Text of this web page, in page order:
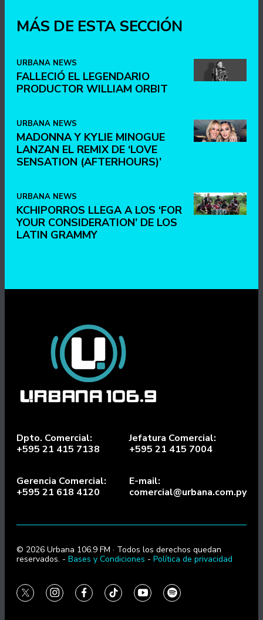
MÁS DE ESTA SECCIÓN
URBANA NEWS
FALLECIÓ EL LEGENDARIO
PRODUCTOR WILLIAM ORBIT
URBANA NEWS
MADONNA Y KYLIE MINOGUE
LANZAN EL REMIX DE ‘LOVE
SENSATION (AFTERHOURS)’
URBANA NEWS
KCHIPORROS LLEGA A LOS ‘FOR
YOUR CONSIDERATION’ DE LOS
LATIN GRAMMY
Dpto. Comercial:
+595 21 415 7138
Jefatura Comercial:
+595 21 415 7004
Gerencia Comercial:
+595 21 618 4120
E-mail:
comercial@urbana.com.py
© 2026 Urbana 106.9 FM · Todos los derechos quedan
reservados. - Bases y Condiciones - Política de privacidad
twitterinstagramfacebooktiktokyoutubespotify